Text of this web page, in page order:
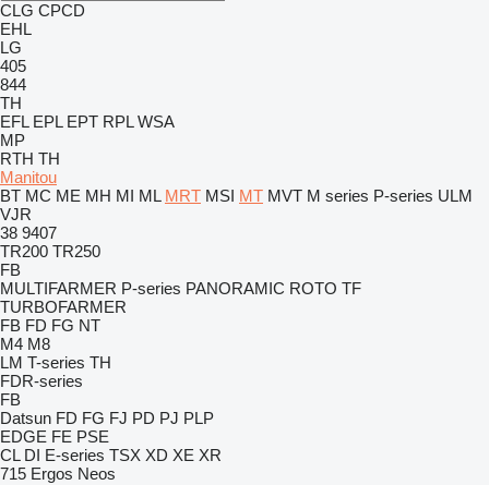
CLG CPCD
EHL
LG
405
844
TH
EFL EPL EPT RPL WSA
MP
RTH TH
Manitou
BT MC ME MH MI ML MRT MSI MT MVT M series P-series ULM
VJR
38 9407
TR200 TR250
FB
MULTIFARMER P-series PANORAMIC ROTO TF
TURBOFARMER
FB FD FG NT
M4 M8
LM T-series TH
FDR-series
FB
Datsun FD FG FJ PD PJ PLP
EDGE FE PSE
CL DI E-series TSX XD XE XR
715 Ergos Neos